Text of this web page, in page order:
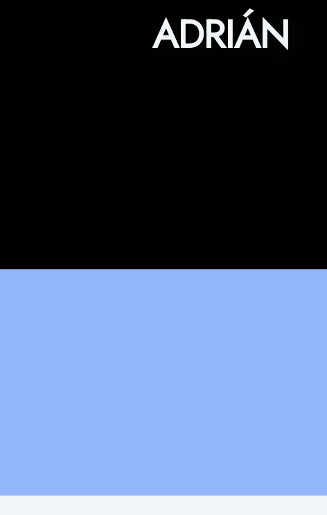
ADRIÁN